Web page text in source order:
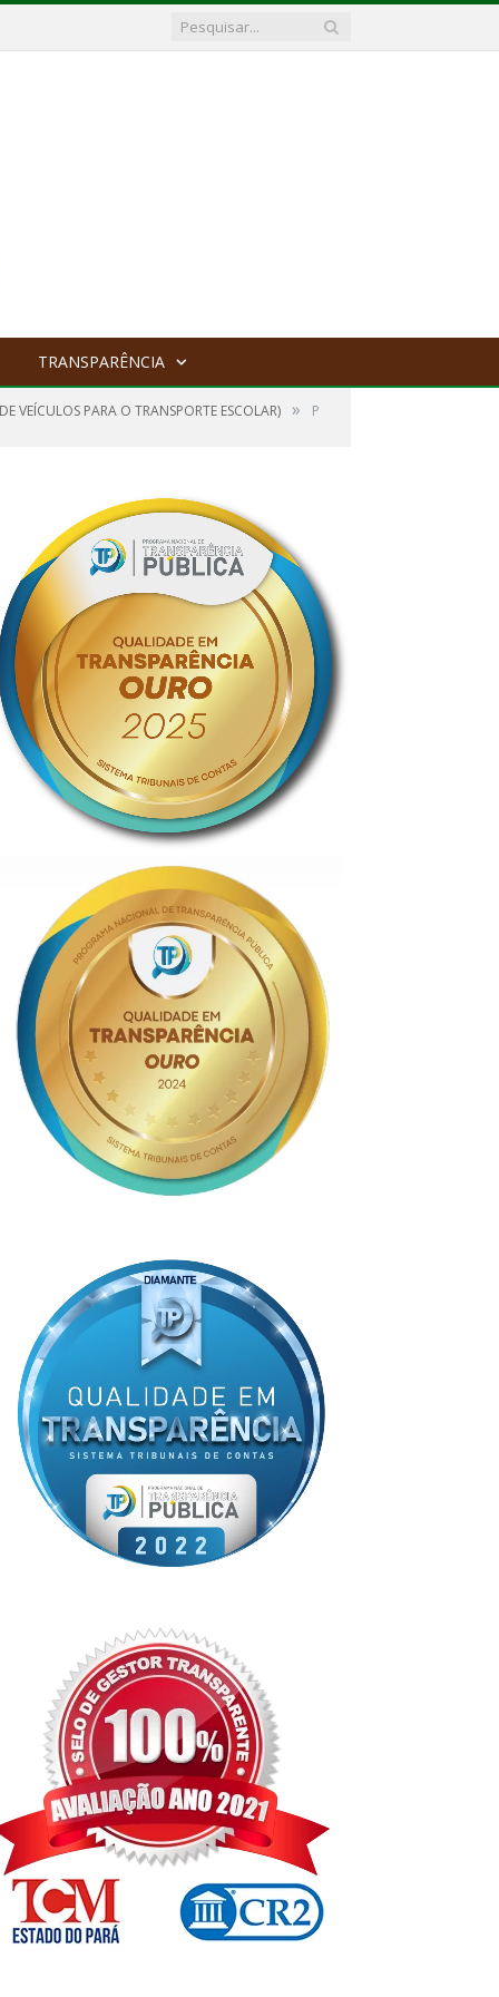
TRANSPARÊNCIA
VEÍCULOS PARA O TRANSPORTE ESCOLAR) » P